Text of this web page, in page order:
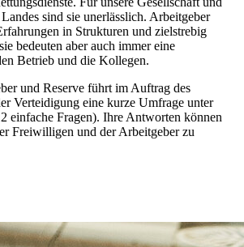
sind sie unerlässlich. Arbeitgeber
in Strukturen und zielstrebig
bedeuten aber auch immer eine
Betrieb und die Kollegen.
und Reserve führt im Auftrag des
Verteidigung eine kurze Umfrage unter
einfache Fragen). Ihre Antworten können
Freiwilligen und der Arbeitgeber zu